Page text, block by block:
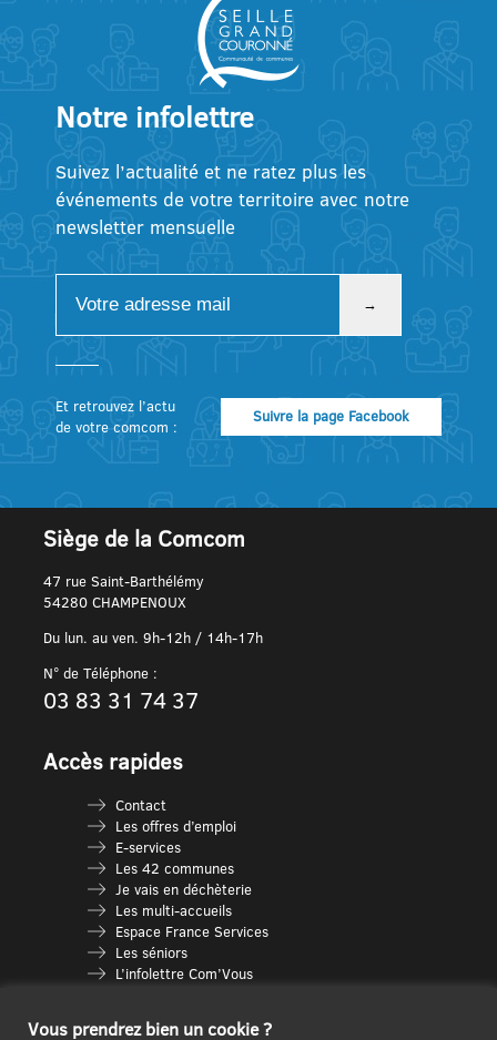
Notre infolettre
Suivez l’actualité et ne ratez plus les
événements de votre territoire avec notre
newsletter mensuelle
Et retrouvez l’actu
de votre comcom :
Suivre la page Facebook
Siège de la Comcom
47 rue Saint-Barthélémy
54280 CHAMPENOUX
Du lun. au ven. 9h-12h / 14h-17h
N° de Téléphone :
03 83 31 74 37
Accès rapides
Contact
Les offres d’emploi
E-services
Les 42 communes
Je vais en déchèterie
Les multi-accueils
Espace France Services
Les séniors
L’infolettre Com’Vous
Vous prendrez bien un cookie ?